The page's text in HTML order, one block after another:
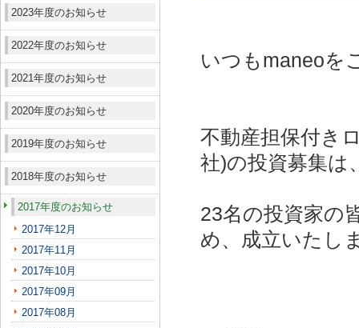
2023年度のお知らせ
2022年度のお知らせ
2021年度のお知らせ
2020年度のお知らせ
2019年度のお知らせ
2018年度のお知らせ
2017年度のお知らせ
2017年12月
2017年11月
2017年10月
2017年09月
2017年08月
いつもmaneoを
不動産担保付き
社)の投資募集は
23名の投資家の
め、成立いたし